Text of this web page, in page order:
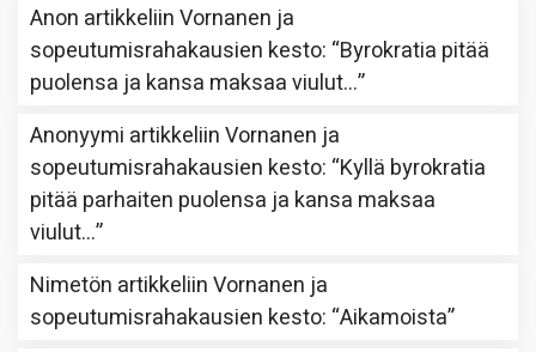
Anon artikkeliinVornanen ja
sopeutumisrahakausien kesto: “Byrokratia pitää
puolensa ja kansa maksaa viulut…”
Anonyymi artikkeliinVornanen ja
sopeutumisrahakausien kesto: “Kyllä byrokratia
pitää parhaiten puolensa ja kansa maksaa
viulut…”
Nimetön artikkeliinVornanen ja
sopeutumisrahakausien kesto: “Aikamoista”